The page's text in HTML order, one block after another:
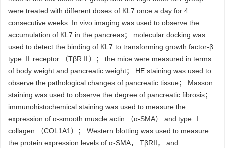
were treated with different doses of KL7 once a day for 4
consecutive weeks. In vivo imaging was used to observe the
accumulation of KL7 in the pancreas； molecular docking was
used to detect the binding of KL7 to transforming growth factor-β
type Ⅱ receptor （TβRⅡ）； the mice were measured in terms
of body weight and pancreatic weight； HE staining was used to
observe the pathological changes of pancreatic tissue； Masson
staining was used to observe the degree of pancreatic fibrosis；
immunohistochemical staining was used to measure the
expression of α-smooth muscle actin （α-SMA） and type Ⅰ
collagen （COL1A1）； Western blotting was used to measure
the protein expression levels of α-SMA， TβRII， and